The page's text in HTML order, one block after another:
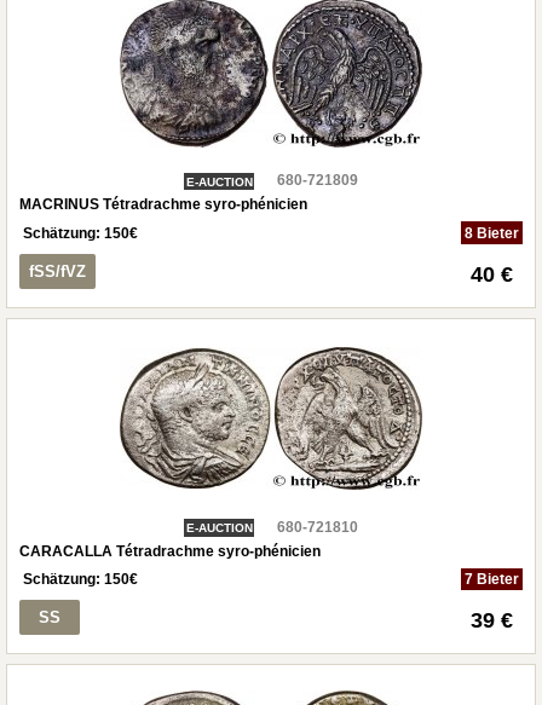
E-AUCTION
680-721809
MACRINUS Tétradrachme syro-phénicien
Schätzung: 150€ 8 Bieter
fSS/fVZ 40 €
E-AUCTION
680-721810
CARACALLA Tétradrachme syro-phénicien
Schätzung: 150€ 7 Bieter
SS 39 €